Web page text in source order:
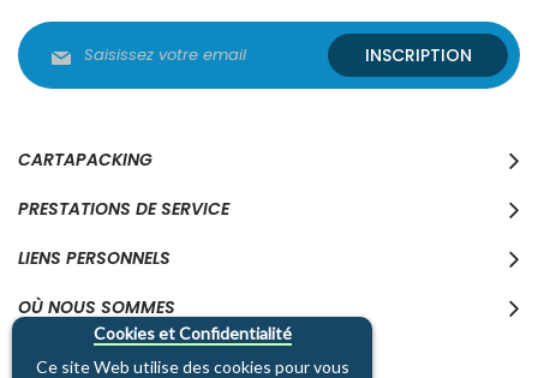
Cookies et Confidentialité
Ce site Web utilise des cookies pour vous
à
notre
INSCRIPTION
CARTAPACKING
PRESTATIONS DE SERVICE
LIENS PERSONNELS
OÙ NOUS SOMMES